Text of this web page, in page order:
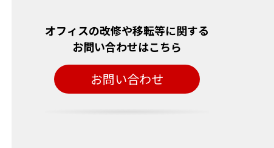
オフィスの改修や移転等に関する
お問い合わせはこちら
お問い合わせ